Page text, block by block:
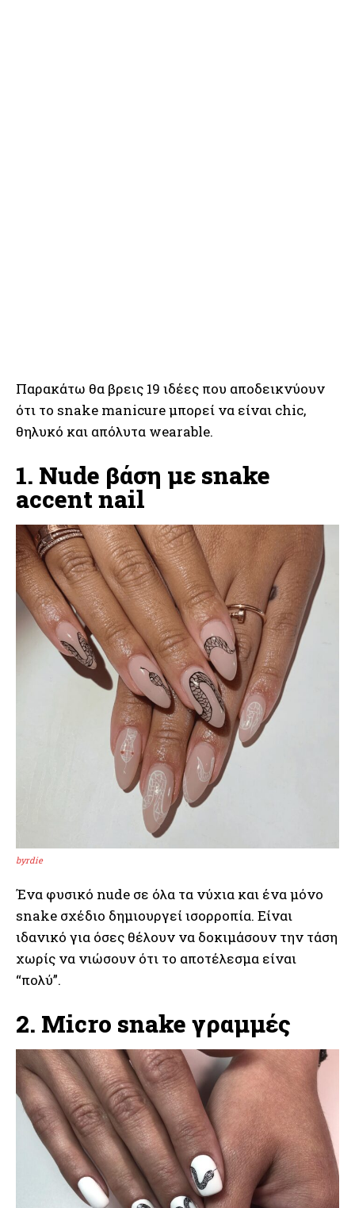
Παρακάτω θα βρεις 19 ιδέες που αποδεικνύουν
ότι το snake manicure μπορεί να είναι chic,
θηλυκό και απόλυτα wearable.
1. Nude βάση με snake
accent nail
byrdie
Ένα φυσικό nude σε όλα τα νύχια και ένα μόνο
snake σχέδιο δημιουργεί ισορροπία. Είναι
ιδανικό για όσες θέλουν να δοκιμάσουν την τάση
χωρίς να νιώσουν ότι το αποτέλεσμα είναι
“πολύ”.
2. Micro snake γραμμές